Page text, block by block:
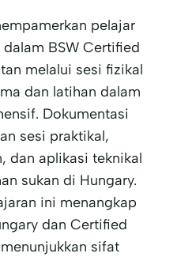
pelajar
BSW Certified
melalui sesi fizikal
dan latihan dalam
Dokumentasi
sesi praktikal,
dan aplikasi teknikal
sukan di Hungary.
ini menangkap
dan Certified
sifat